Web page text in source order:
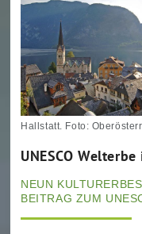
Hallstatt. Foto:
UNESCO
NEUN
BEITRAG ZUM